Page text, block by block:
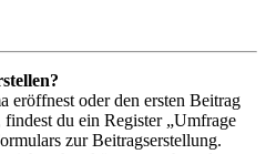
eröffnest oder den ersten Beitrag
findest du ein Register „Umfrage
zur Beitragserstellung.